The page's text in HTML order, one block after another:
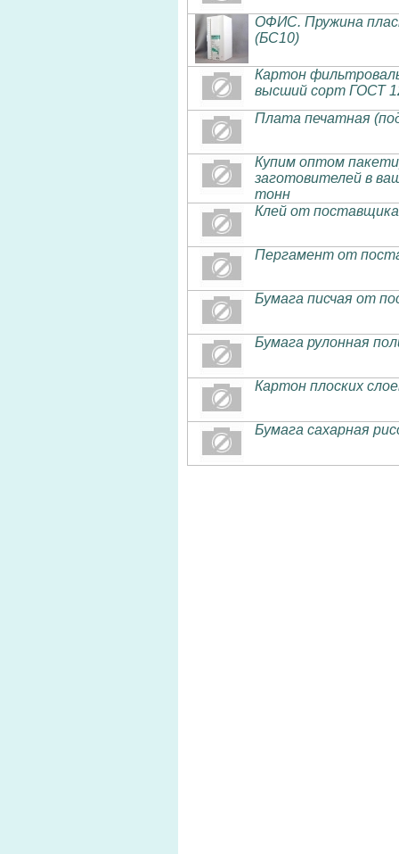
ОФИС. Пружина
(БС10)
Картон
высший сорт ГОСТ
Плата печатная
Купим оптом
заготовителей в
тонн
Клей от
Пергамент от
Бумага писчая от
Бумага рулонная
Картон плоских
Бумага сахарная